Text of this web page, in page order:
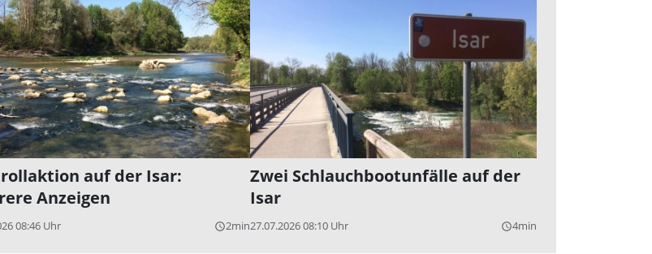
auf der Isar:
Anzeigen
08:46 Uhr query_builder2min
Zwei Schlauchbootunfälle auf der
Isar
27.07.2026 08:10 Uhr query_builder4min